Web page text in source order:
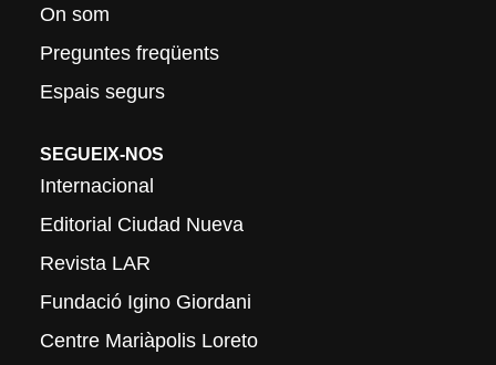
On som
Preguntes freqüents
Espais segurs
SEGUEIX-NOS
Internacional
Editorial Ciudad Nueva
Revista LAR
Fundació Igino Giordani
Centre Mariàpolis Loreto